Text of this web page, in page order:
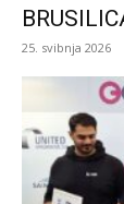
25. svibnja 2026